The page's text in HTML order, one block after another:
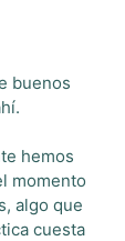
buenos
hemos
momento
algo que
cuesta